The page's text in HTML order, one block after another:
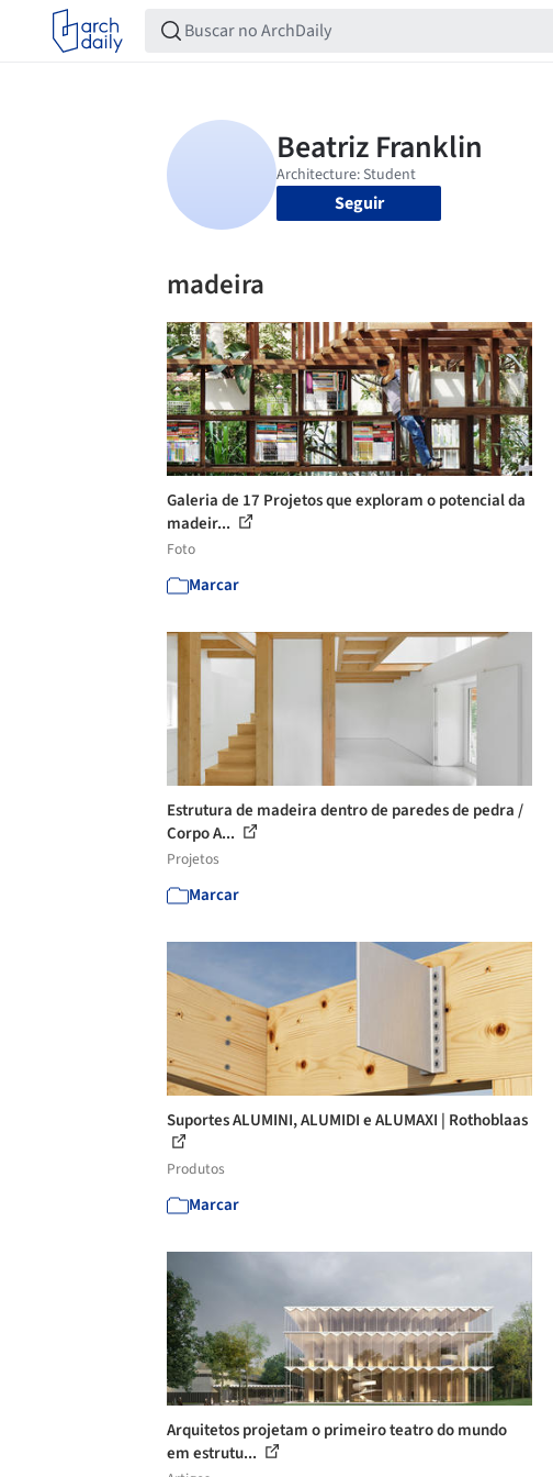
Seguir
madeira
Galeria de 17 Projetos que exploram o potencial da
madeir...
Foto
Marcar
Estrutura de madeira dentro de paredes de pedra /
Corpo A...
Projetos
Marcar
Suportes ALUMINI, ALUMIDI e ALUMAXI | Rothoblaas
Produtos
Marcar
Arquitetos projetam o primeiro teatro do mundo
em estrutu...